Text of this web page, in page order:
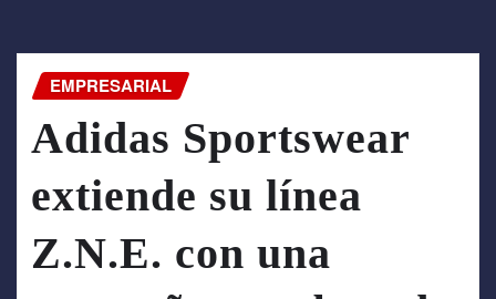
EMPRESARIAL
Adidas Sportswear
extiende su línea
Z.N.E. con una